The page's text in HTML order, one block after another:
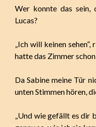
Wer konnte das sein,
Lucas?
„Ich will keinen
hatte das Zimmer schon
Da Sabine meine Tür
unten Stimmen hören,
„Und wie gefällt es dir